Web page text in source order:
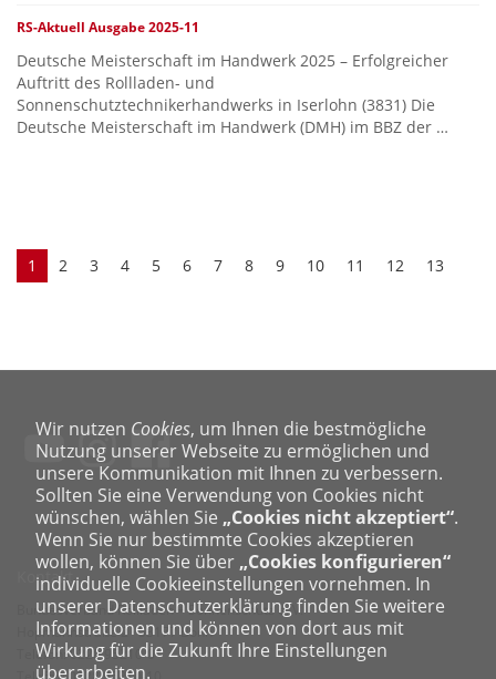
RS-Aktuell Ausgabe 2025-11
Deutsche Meisterschaft im Handwerk 2025 – Erfolgreicher
Auftritt des Rollladen- und
Sonnenschutztechnikerhandwerks in Iserlohn (3831) Die
Deutsche Meisterschaft im Handwerk (DMH) im BBZ der …
1 2 3 4 5 6 7 8 9 10 11 12 13
Kontakt
Bundesverband Rollladen + Sonnenschutz e. V.
Hopmannstraße 2 · 53177 Bonn
Telefon: 0228 95210-0
Wir nutzen Cookies, um Ihnen die bestmögliche
Nutzung unserer Webseite zu ermöglichen und
unsere Kommunikation mit Ihnen zu verbessern.
Sollten Sie eine Verwendung von Cookies nicht
wünschen, wählen Sie „Cookies nicht akzeptiert“.
Wenn Sie nur bestimmte Cookies akzeptieren
wollen, können Sie über „Cookies konfigurieren“
individuelle Cookieeinstellungen vornehmen. In
unserer Datenschutzerklärung finden Sie weitere
Informationen und können von dort aus mit
Wirkung für die Zukunft Ihre Einstellungen
überarbeiten.